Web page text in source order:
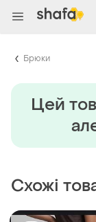
Брюки
Цей
Схожі